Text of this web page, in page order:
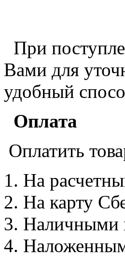
При
Вами для
удобный
Оплата
Оплатить
На
На карту
Наличными